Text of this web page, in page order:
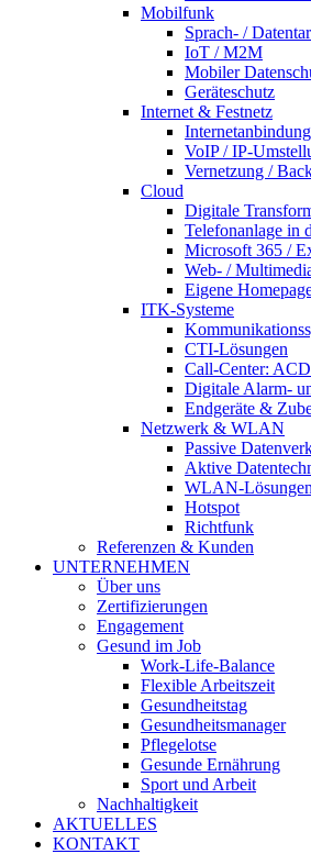
Mobilfunk
Sprach- /
IoT / M2M
Mobiler
Geräteschutz
Internet & Festnetz
Internetanbindung
VoIP / IP-
Vernetzung /
Cloud
Digitale
Telefonanlage in
Microsoft 365 /
Web- /
Eigene
ITK-Systeme
CTI-Lösungen
Call-Center:
Digitale Alarm-
Endgeräte &
Netzwerk & WLAN
Passive
Aktive
WLAN-Lösungen
Hotspot
Richtfunk
Referenzen & Kunden
UNTERNEHMEN
Über uns
Zertifi­zierungen
Engagement
Gesund im Job
Work-Life-Balance
Flexible Arbeitszeit
Gesundheitstag
Gesundheits­manager
Pflegelotse
Gesunde Ernährung
Sport und Arbeit
Nachhaltigkeit
AKTUELLES
KONTAKT